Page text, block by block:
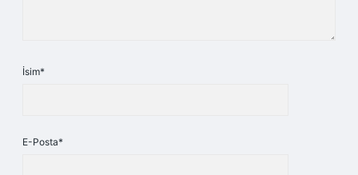
İsim*
E-Posta*